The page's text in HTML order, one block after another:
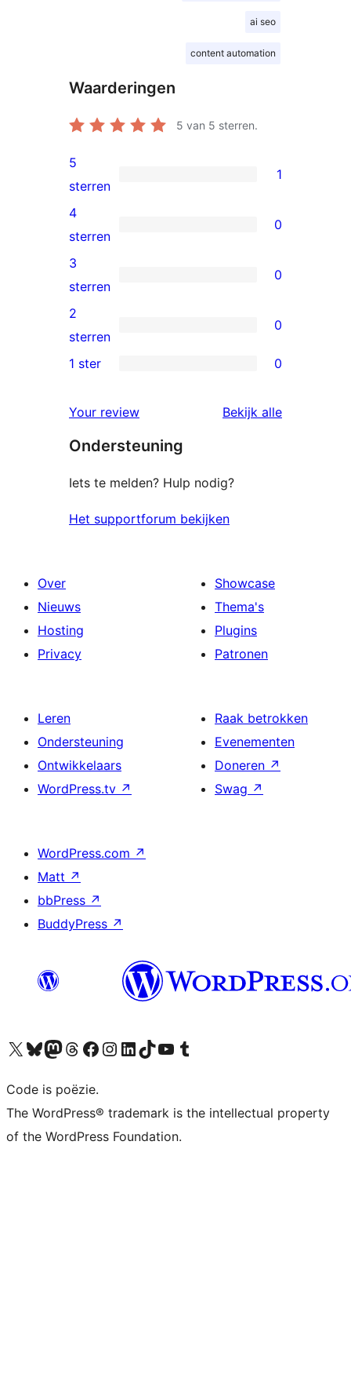
ai seo
content automation
Waarderingen
5 van 5 sterren.
1
5
ster
beoordeling
5
sterren
1
0
4
sterren
beoordelingen
4
sterren
0
0
3
sterren
beoordelingen
3
sterren
0
0
2
beoordelingen
2
sterren
0
sterren
beoordelingen
1 ster 0
Your review Bekijk alle
Ondersteuning
Iets te melden? Hulp nodig?
Het supportforum bekijken
Over
Nieuws
Hosting
Privacy
Showcase
Thema's
Plugins
Patronen
Leren
Ondersteuning
Ontwikkelaars
WordPress.tv ↗
Raak betrokken
Evenementen
Doneren ↗
Swag ↗
WordPress.com ↗
Matt ↗
bbPress ↗
BuddyPress ↗
Bezoek ons X (voorheen Twitter) account
Bezoek ons Bluesky account
Bezoek ons Mastodon account
Bezoek ons Threads account
Onze Facebook pagina bezoeken
Bezoek ons Instagram account
Bezoek ons LinkedIn account
Bezoek ons TikTok account
Bezoek ons YouTube kanaalBezoek ons Tumblr account
Code is poëzie.
The WordPress® trademark is the intellectual property
of the WordPress Foundation.